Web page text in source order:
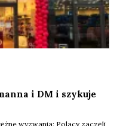
i DM i szykuje
wyzwania: Polacy zaczęli